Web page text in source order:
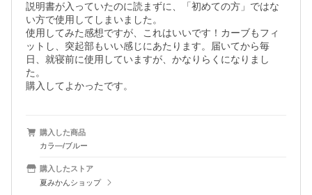
説明書が入っていたのに読まずに、「初めての方」ではな
い方で使用してしまいました。
使用してみた感想ですが、これはいいです！カーブもフィ
ットし、突起部もいい感じにあたります。届いてから毎
日、就寝前に使用していますが、かなりらくになりまし
た。
購入してよかったです。
購入した商品
カラ―/ブルー
購入したストア
夏みかんショップ